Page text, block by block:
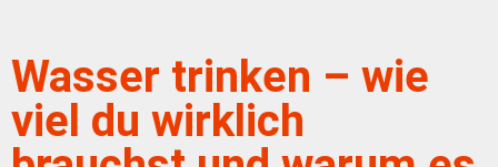
Wasser trinken – wie
viel du wirklich